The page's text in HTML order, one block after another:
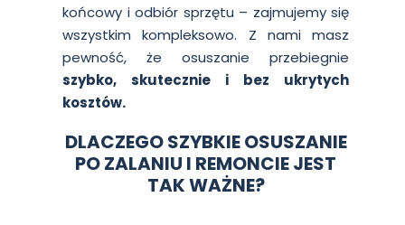
końcowy i odbiór sprzętu – zajmujemy się
wszystkim kompleksowo. Z nami masz
pewność, że osuszanie przebiegnie
szybko, skutecznie i bez ukrytych
kosztów.
DLACZEGO SZYBKIE OSUSZANIE
PO ZALANIU I REMONCIE JEST
TAK WAŻNE?